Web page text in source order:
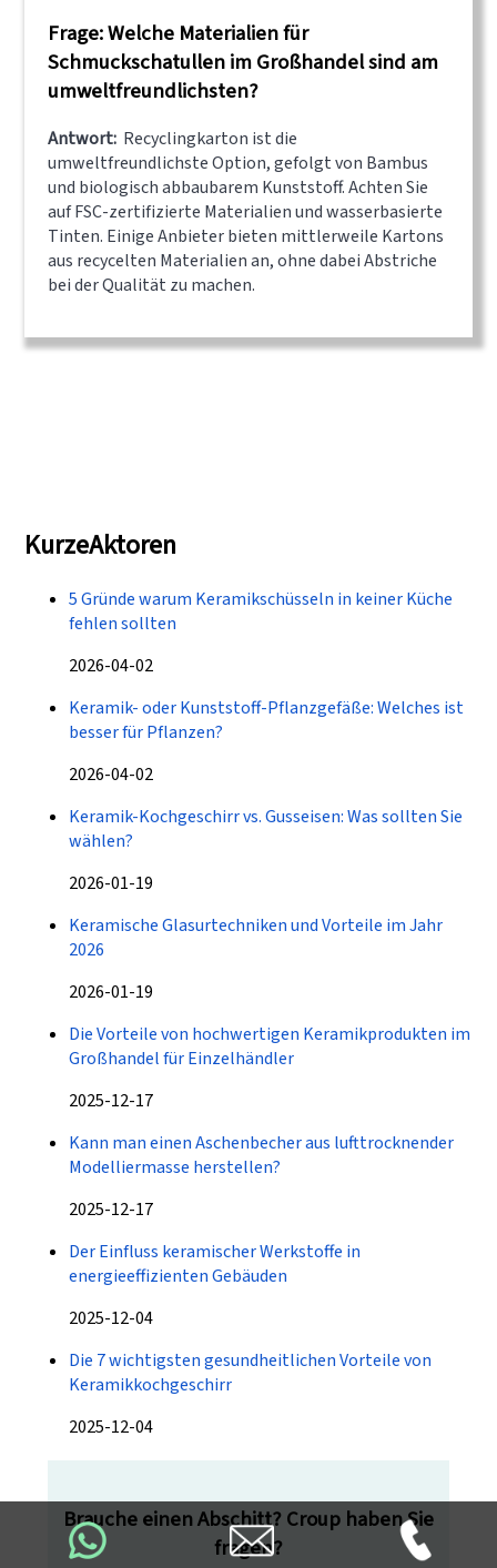
Frage: Welche Materialien für
Schmuckschatullen im Großhandel sind am
umweltfreundlichsten?
Antwort: Recyclingkarton ist die
umweltfreundlichste Option, gefolgt von Bambus
und biologisch abbaubarem Kunststoff. Achten Sie
auf FSC-zertifizierte Materialien und wasserbasierte
Tinten. Einige Anbieter bieten mittlerweile Kartons
aus recycelten Materialien an, ohne dabei Abstriche
bei der Qualität zu machen.
KurzeAktoren
5 Gründe warum Keramikschüsseln in keiner Küche
fehlen sollten
2026-04-02
Keramik- oder Kunststoff-Pflanzgefäße: Welches ist
besser für Pflanzen?
2026-04-02
Keramik-Kochgeschirr vs. Gusseisen: Was sollten Sie
wählen?
2026-01-19
Keramische Glasurtechniken und Vorteile im Jahr
2026
2026-01-19
Die Vorteile von hochwertigen Keramikprodukten im
Großhandel für Einzelhändler
2025-12-17
Kann man einen Aschenbecher aus lufttrocknender
Modelliermasse herstellen?
2025-12-17
Der Einfluss keramischer Werkstoffe in
energieeffizienten Gebäuden
2025-12-04
Die 7 wichtigsten gesundheitlichen Vorteile von
Keramikkochgeschirr
2025-12-04
Brauche einen Abschitt? Croup haben Sie
fragen?